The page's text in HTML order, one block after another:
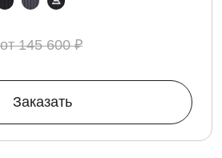
145 600 ₽
Заказать